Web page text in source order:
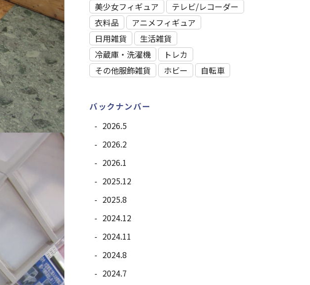
美少女フィギュア
テレビ/レコーダー
衣料品
アニメフィギュア
日用雑貨
⽣活雑貨
冷蔵庫・洗濯機
トレカ
その他服飾雑貨
ホビー 自転車
バックナンバー
2026.5
2026.2
2026.1
2025.12
2025.8
2024.12
2024.11
2024.8
2024.7